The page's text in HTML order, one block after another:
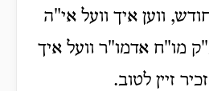
ווען איך וועל אי"ה
כ"ק מו"ח אדמו"ר וועל איך
זיין לטוב.